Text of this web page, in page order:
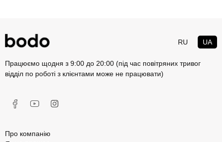
RU UA
Працюємо щодня з 9:00 до 20:00 (під час повітряних тривог
відділ по роботі з клієнтами може не працювати)
Про компанію